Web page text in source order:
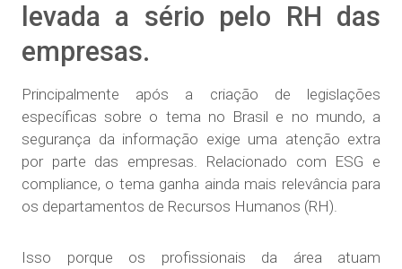
levada a sério pelo RH das
empresas.
Principalmente após a criação de legislações
específicas sobre o tema no Brasil e no mundo, a
segurança da informação exige uma atenção extra
por parte das empresas. Relacionado com ESG e
compliance, o tema ganha ainda mais relevância para
os departamentos de Recursos Humanos (RH).
Isso porque os profissionais da área atuam